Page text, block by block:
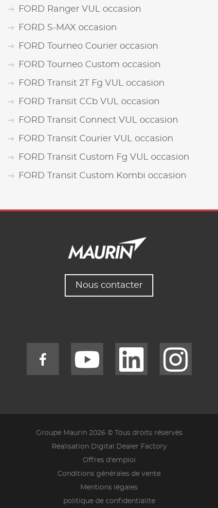
FORD Ranger VUL occasion
FORD S-MAX occasion
FORD Tourneo Courier occasion
FORD Tourneo Custom occasion
FORD Transit 2T Fg VUL occasion
FORD Transit CCb VUL occasion
FORD Transit Connect VUL occasion
FORD Transit Courier VUL occasion
FORD Transit Custom Fg VUL occasion
FORD Transit Custom Kombi occasion
Nous contacter
Groupe Maurin 2026 © Tous droits réservés
Réalisation Digital Dealer Factory
Offres d'emploi
Conditions générales de vente
Mentions légales
politique de confidentialite